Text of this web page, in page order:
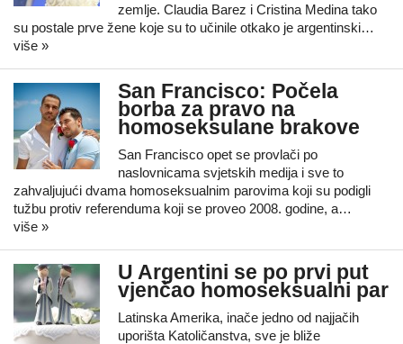
zemlje. Claudia Barez i Cristina Medina tako
su postale prve žene koje su to učinile otkako je argentinski…
više »
San Francisco: Počela
borba za pravo na
homoseksulane brakove
San Francisco opet se provlači po
naslovnicama svjetskih medija i sve to
zahvaljujući dvama homoseksualnim parovima koji su podigli
tužbu protiv referenduma koji se proveo 2008. godine, a…
više »
U Argentini se po prvi put
vjenčao homoseksualni par
Latinska Amerika, inače jedno od najjačih
uporišta Katoličanstva, sve je bliže